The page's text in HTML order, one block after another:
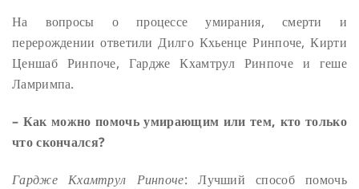
На вопросы о процессе умирания, смерти и
перерождении ответили Дилго Кхьенце Ринпоче, Кирти
Ценшаб Ринпоче, Гардже Кхамтрул Ринпоче и геше
Ламримпа.
– Как можно помочь умирающим или тем, кто только
что скончался?
Гардже Кхамтрул Ринпоче: Лучший способ помочь